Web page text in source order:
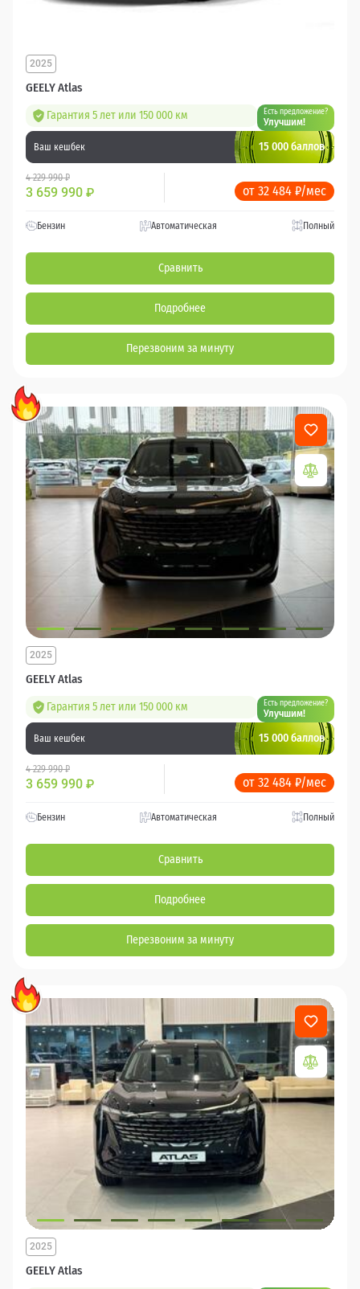
GEELY Atlas
2025
Гарантия 5 лет или 150 000 км Есть предложение?
Улучшим!
Ваш кешбек 15 000 баллов
4 229 990 ₽
3 659 990 ₽ от 32 484 ₽/мес
Бензин Автоматическая Полный
Сравнить
Подробнее
Перезвоним за минуту
GEELY Atlas
2025
Гарантия 5 лет или 150 000 км Есть предложение?
Улучшим!
Ваш кешбек 15 000 баллов
4 229 990 ₽
3 659 990 ₽ от 32 484 ₽/мес
Бензин Автоматическая Полный
Сравнить
Подробнее
Перезвоним за минуту
GEELY Atlas
2025